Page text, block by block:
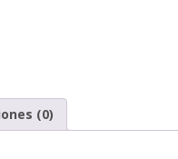
(0)